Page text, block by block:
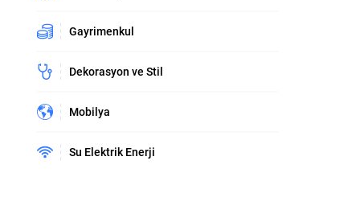
Gayrimenkul
Dekorasyon ve Stil
Mobilya
Su Elektrik Enerji